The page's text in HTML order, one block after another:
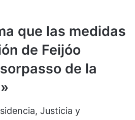
que las medidas
de Feijóo
de la
Justicia y